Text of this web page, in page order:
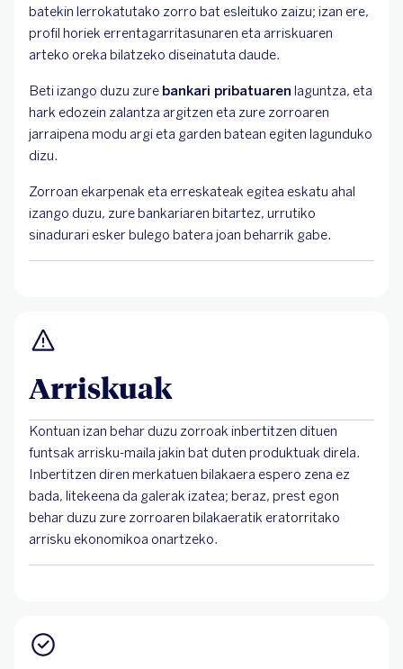
batekin lerrokatutako zorro bat esleituko zaizu; izan ere,
profil horiek errentagarritasunaren eta arriskuaren
arteko oreka bilatzeko diseinatuta daude.
Beti izango duzu zure bankari pribatuaren laguntza, eta
hark edozein zalantza argitzen eta zure zorroaren
jarraipena modu argi eta garden batean egiten lagunduko
dizu.
Zorroan ekarpenak eta erreskateak egitea eskatu ahal
izango duzu, zure bankariaren bitartez, urrutiko
sinadurari esker bulego batera joan beharrik gabe.
Arriskuak
Kontuan izan behar duzu zorroak inbertitzen dituen
funtsak arrisku-maila jakin bat duten produktuak direla.
Inbertitzen diren merkatuen bilakaera espero zena ez
bada, litekeena da galerak izatea; beraz, prest egon
behar duzu zure zorroaren bilakaeratik eratorritako
arrisku ekonomikoa onartzeko.